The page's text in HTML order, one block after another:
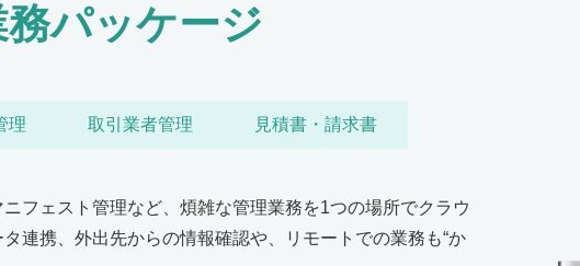
パッケージ
理 取引業者管理 見積書・請求書
フェスト管理など、煩雑な管理業務を1つの場所でクラウ
連携、外出先からの情報確認や、リモートでの業務も“か